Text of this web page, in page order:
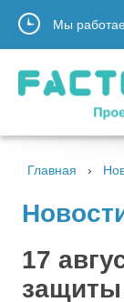
Мы
Главная
17
защиты